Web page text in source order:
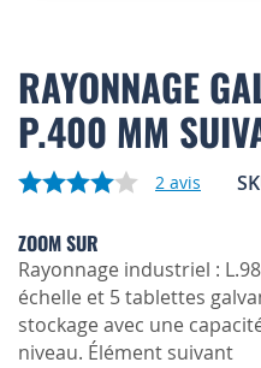
to
the
beginning
of
images
RAYONNAGE
P.400 MM
2 avis
ZOOM SUR
Rayonnage industriel :
échelle et 5 tablettes
stockage avec une
niveau. Élément suivant